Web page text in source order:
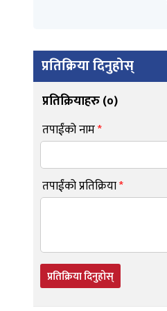
प्रतिक्रिया दिनुहोस्
प्रतिक्रियाहरु (०)
तपाईंको नाम*
तपाईंको प्रतिक्रिया*
प्रतिक्रिया दिनुहोस्